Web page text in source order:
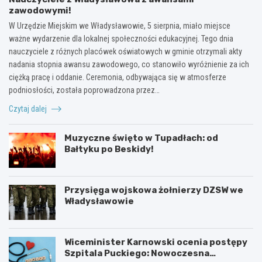
zawodowymi!
W Urzędzie Miejskim we Władysławowie, 5 sierpnia, miało miejsce
ważne wydarzenie dla lokalnej społeczności edukacyjnej. Tego dnia
nauczyciele z różnych placówek oświatowych w gminie otrzymali akty
nadania stopnia awansu zawodowego, co stanowiło wyróżnienie za ich
ciężką pracę i oddanie. Ceremonia, odbywająca się w atmosferze
podniosłości, została poprowadzona przez…
Czytaj dalej
Muzyczne święto w Tupadłach: od
Bałtyku po Beskidy!
Przysięga wojskowa żołnierzy DZSW we
Władysławowie
Wiceminister Karnowski ocenia postępy
Szpitala Puckiego: Nowoczesna